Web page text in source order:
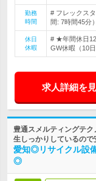
勤務
時間
# フレックス
間: 7時間45分
休日
休暇
# ★年間休日
GW休暇（10
求人詳細を
豊通スメルティングテ
生しっかりしているの
愛知◎リサイクル設
◎